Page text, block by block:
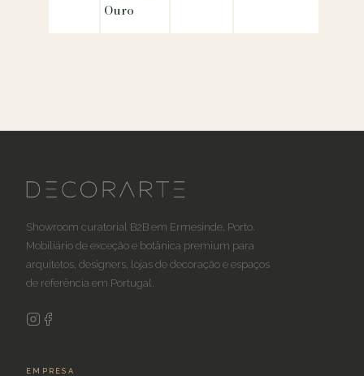
Ouro
Showroom curatorial B2B em Ermesinde, Porto.
Mobiliário de exceção e botânica premium para
arquitetos, designers, lojas de decoração e espaços
de referência em Portugal.
EMPRESA